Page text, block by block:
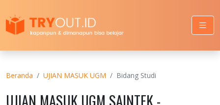
Beranda UJIAN MASUK UGM Bidang Studi
UJIAN MASUK UGM SAINTEK -